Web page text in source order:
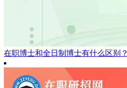
在职博士和全日制博士有什么区别？